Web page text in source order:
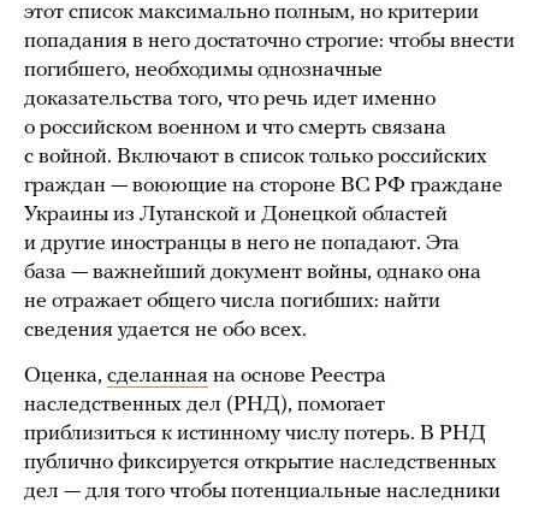
этот список максимально полным, но критерии
попадания в него достаточно строгие: чтобы внести
погибшего, необходимы однозначные
доказательства того, что речь идет именно
о российском военном и что смерть связана
с войной. Включают в список только российских
граждан — воюющие на стороне ВС РФ граждане
Украины из Луганской и Донецкой областей
и другие иностранцы в него не попадают. Эта
база — важнейший документ войны, однако она
не отражает общего числа погибших: найти
сведения удается не обо всех.
Оценка, сделанная на основе Реестра
наследственных дел (РНД), помогает
приблизиться к истинному числу потерь. В РНД
публично фиксируется открытие наследственных
дел — для того чтобы потенциальные наследники